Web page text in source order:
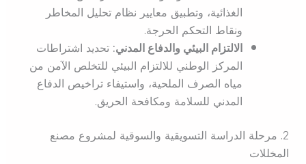
الغذائية، وتطبيق معايير نظام تحليل المخاطر
ونقاط التحكم الحرجة.
الالتزام البيئي والدفاع المدني:تحديد اشتراطات
المركز الوطني للالتزام البيئي للتخلص الآمن من
مياه الصرف الملحية، واستيفاء تراخيص الدفاع
المدني للسلامة ومكافحة الحريق.
2. مرحلة الدراسة التسويقية والسوقية لمشروع مصنع
المخللات